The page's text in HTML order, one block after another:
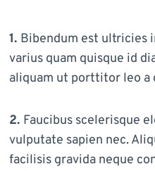
1. Bibendum est ultricies
varius quam quisque id
aliquam ut porttitor leo a
2. Faucibus scelerisque
vulputate sapien nec.
facilisis gravida neque